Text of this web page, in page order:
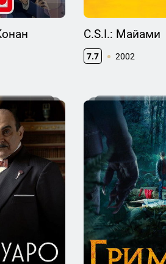
C.S.I.: Майами
7.7 2002